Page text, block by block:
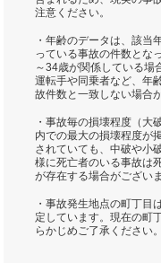
注意ください。
・年齢のデータは、該当
っている事故の件数とな
～34歳が関係している場
運転手や同乗者など、年
故件数と一致しない場合
・事故毎の損壊程度（大
内での最大の損壊程度が
されていても、中破や小
様に死亡者のいる事故は
が存在する場合がござい
・事故発生地点の町丁目
定しています。現在の町
らかじめご了承ください。